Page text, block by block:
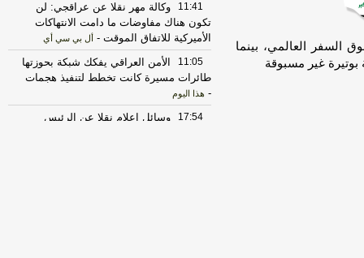
السفر العالمي، بينما
بوتيرة غير مسبوقة
11:41
وكالة مهر نقلا عن عراقجي: لن
تكون هناك مفاوضات ما دامت الانتهاكات
الأميركية للاتفاق الموقت - أل بي سي أي
11:05
الأمن العراقي يفكك شبكة بحوزتها
طائرات مسيرة كانت تخطط لتنفيذ هجمات
- هذا اليوم
17:54
وسائل إعلام نقلا عن الرئيس